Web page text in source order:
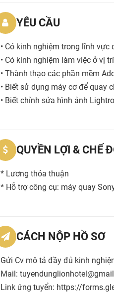
YÊU CẦU
• Có kinh nghiệm trong lĩnh vực
• Có kinh nghiệm làm việc ở vị
• Thành thạo các phần mềm
• Biết sử dụng máy cơ để quay
• Biết chỉnh sửa hình ảnh
QUYỀN LỢI & CHẾ
* Lương thỏa thuận
* Hỗ trợ công cụ: máy quay
CÁCH NỘP HỒ SƠ
Gửi Cv mô tả đầy đủ kinh
Mail:
Link ứng tuyển: https://